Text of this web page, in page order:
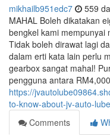
mikhailb951edc7 559
MAHAL Boleh dikatakan
bengkel kami mempunyai
Tidak boleh dirawat lagi
dalam erti kata lain perlu
gearbox sangat mahal!
pengguna antara
https://
to-know-about-jv-auto-lube
Comments